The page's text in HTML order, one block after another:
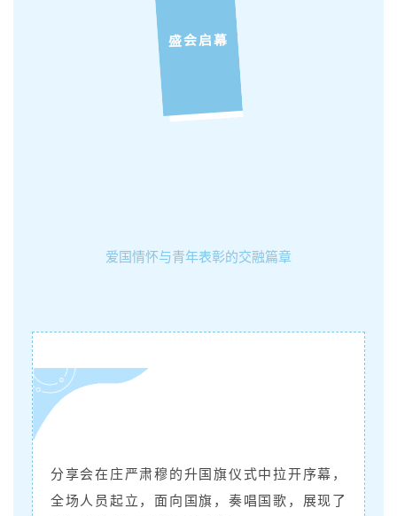
盛会启幕
爱国情怀与青年表彰的交融篇章
分享会在庄严肃穆的升国旗仪式中拉开序幕，
全场人员起立，面向国旗，奏唱国歌，展现了